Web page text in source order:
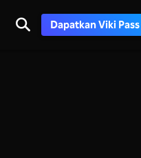
Dapatkan Viki Pass